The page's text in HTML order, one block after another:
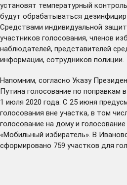
установят температурный
будут обрабатываться
Средствами индивидуальной
участников голосования, членов
наблюдателей, представителей
информации, сотрудников полиции.
Напомним, согласно Указу
Путина голосование по
1 июля 2020 года. С 25 июня
голосования вне участка, в том
голосование на дому и
«Мобильный избиратель». В
сформировано 759 участков для